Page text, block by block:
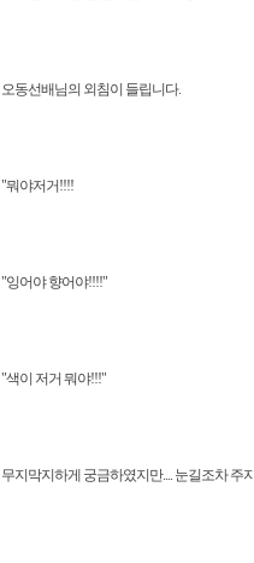
오동선배님의 외침이 들립니다.
"뭐야저거!!!!
"잉어야 향어야!!!!"
"색이 저거 뭐야!!!"
무지막지하게 궁금하였지만.... 눈길조차 주